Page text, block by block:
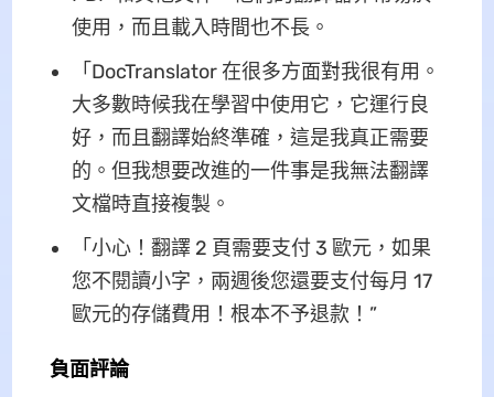
使用，而且載入時間也不長。
「DocTranslator 在很多方面對我很有用。
大多數時候我在學習中使用它，它運行良
好，而且翻譯始終準確，這是我真正需要
的。但我想要改進的一件事是我無法翻譯
文檔時直接複製。
「小心！翻譯 2 頁需要支付 3 歐元，如果
您不閱讀小字，兩週後您還要支付每月 17
歐元的存儲費用！根本不予退款！”
負面評論